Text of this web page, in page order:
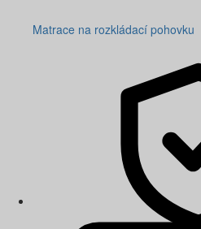
Matrace na rozkládací pohovku